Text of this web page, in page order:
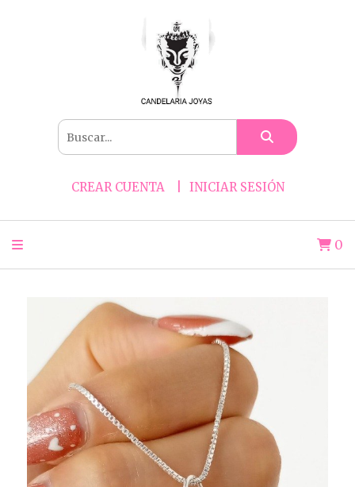
CREAR CUENTA INICIAR SESIÓN
0